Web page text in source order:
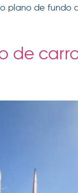
plano de fundo
de